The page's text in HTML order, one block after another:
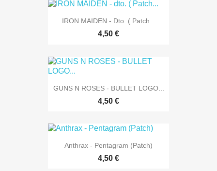
IRON MAIDEN - Dto. ( Patch...
4,50 €
GUNS N ROSES - BULLET LOGO...
4,50 €
Anthrax - Pentagram (Patch)
4,50 €